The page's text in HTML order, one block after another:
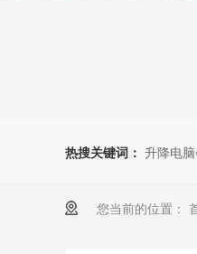
热搜关键词： 升降电
您当前的位置：